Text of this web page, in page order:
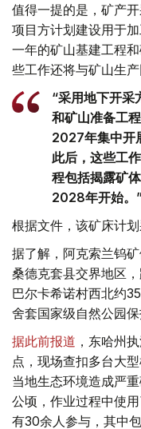
值得一提的是，矿产
项目方计划建设用于
一年的矿山基建工程
些工作还将与矿山生产
“采用地下开采
和矿山准备工
2027年集中开
此后，这些工
程包括揭露矿
2028年开始。”
根据文件，该矿床计
据了解，阿克索兰钨
桑德克套县交界地区
巴尔卡希诺村西北约
舍套国家级自然公园保
据此前报道 ，东哈州
点，现场查扣多台大
当地生态环境造成严
公顷，作业过程中使
有30余人参与，其中包